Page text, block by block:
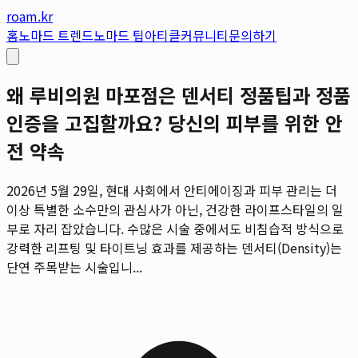
roam.kr
홈노마드 트렌드노마드 팁아티클커뮤니티문의하기
왜 루비의원 마포점은 덴서티 정품팁과 정품
인증을 고집할까요? 당신의 피부를 위한 안
전 약속
2026년 5월 29일, 현대 사회에서 안티에이징과 피부 관리는 더
이상 특별한 소수만의 관심사가 아닌, 건강한 라이프스타일의 일
부로 자리 잡았습니다. 수많은 시술 중에서도 비침습적 방식으로
강력한 리프팅 및 타이트닝 효과를 제공하는 덴서티(Density)는
단연 주목받는 시술입니...